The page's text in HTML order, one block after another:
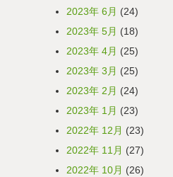
2023年 6月 (24)
2023年 5月 (18)
2023年 4月 (25)
2023年 3月 (25)
2023年 2月 (24)
2023年 1月 (23)
2022年 12月 (23)
2022年 11月 (27)
2022年 10月 (26)